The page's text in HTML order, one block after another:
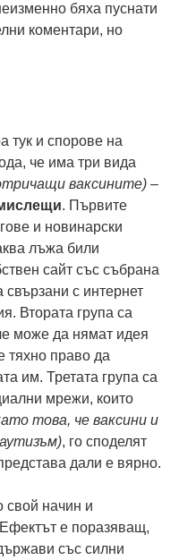
бяха пуснати
коментари, но
тук и спорове на
че има три вида
ваксините) –
. Първите
и новинарски
лъжа били
сайт със събрана
с интернет
Втората група са
може да нямат идея
тяхно право да
им. Третата група са
мрежи, които
това, че ваксини и
, го споделят
дали е вярно.
свой начин и
е поразяващ,
със силни